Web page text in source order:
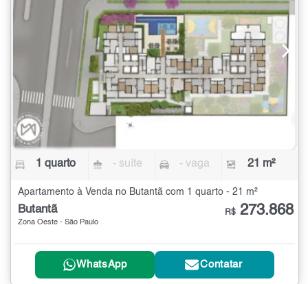
1 quarto - suíte - vaga 21 m²
Apartamento à Venda no Butantã com 1 quarto - 21 m²
Butantã
Zona Oeste - São Paulo
R$ 273.868
WhatsApp Contatar